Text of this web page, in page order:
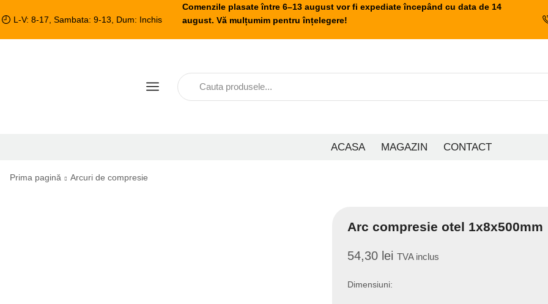
L-V: 8-17, Sambata: 9-13, Dum: Inchis
Comenzile plasate între 6–13 august vor fi expediate începând cu data de 14
august. Vă mulțumim pentru înțelegere!
ACASA MAGAZIN CONTACT
Prima pagină Arcuri de compresie
Arc compresie otel 1x8x500mm
54,30 lei TVA inclus
Dimensiuni: